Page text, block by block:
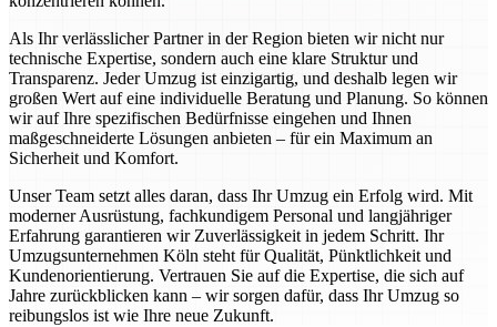
Als Ihr verlässlicher Partner in der Region bieten wir nicht nur
technische Expertise, sondern auch eine klare Struktur und
Transparenz. Jeder Umzug ist einzigartig, und deshalb legen wir
großen Wert auf eine individuelle Beratung und Planung. So können
wir auf Ihre spezifischen Bedürfnisse eingehen und Ihnen
maßgeschneiderte Lösungen anbieten – für ein Maximum an
Sicherheit und Komfort.
Unser Team setzt alles daran, dass Ihr Umzug ein Erfolg wird. Mit
moderner Ausrüstung, fachkundigem Personal und langjähriger
Erfahrung garantieren wir Zuverlässigkeit in jedem Schritt. Ihr
Umzugsunternehmen Köln steht für Qualität, Pünktlichkeit und
Kundenorientierung. Vertrauen Sie auf die Expertise, die sich auf
Jahre zurückblicken kann – wir sorgen dafür, dass Ihr Umzug so
reibungslos ist wie Ihre neue Zukunft.